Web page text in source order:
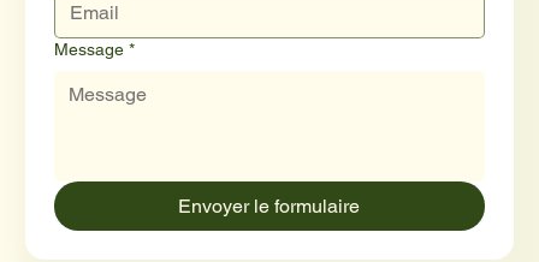
Message *
Envoyer le formulaire